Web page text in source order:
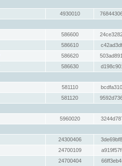
4930010
586600
586610
586620
586630
581110
581120
5960020
24300406
24700109
24700404